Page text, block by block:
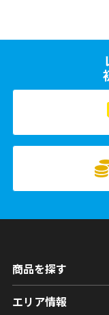
商品を探す
エリア情報